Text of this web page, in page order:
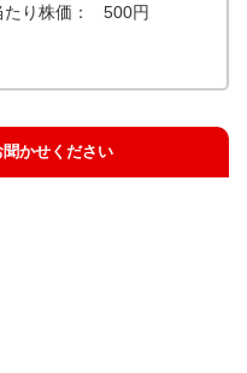
り株価： 500円
かせください